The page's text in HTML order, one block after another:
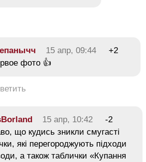
15 апр, 09:44
+2
фото 👍
15 апр, 10:42
-2
що кудись зникли смугасті
які перегороджують підходи
а також таблички «Купання